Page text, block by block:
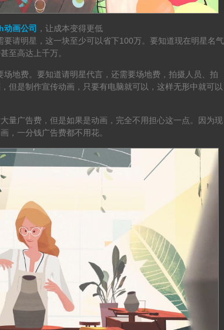
动画公司 ，让成本变得更低
要请明星，这一块至少可以省下100万。要知道现在明星名气
至高达上千万。
场地费。要知道请明星代言，还需要场地费，拍摄人员、拍
但是制作宣传动画，只要有电脑就可以，这样无形中就可以
量广告费，但是如果是动画，完全不用担心这一点。因为现
，一分钱广告费都不用花。